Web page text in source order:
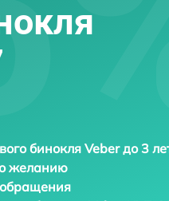
бинокля Veber до 3
желанию